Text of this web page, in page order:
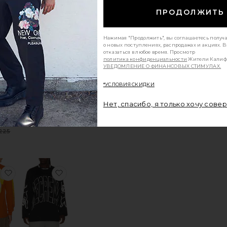
ЗАСТЕЖКА
избранноеХОККЕЙНАЯ ФУТБОЛКА
ФУТБОЛКА
By Parra
Sale price:
$79 $105
ДЖЕРСИ STATIC
избранноеФУТБОЛКА
ПРОДОЛЖИТЬ
Нажимая "Продолжить", вы соглашаетесь
о новых поступлениях, распродажах и акциях.
отказаться в любое время. Просмотр
политика конфиденциальности Жители
УВЕДОМЛЕНИЕ О ФИНАНСОВЫХ СТИМУЛАХ.
*УСЛОВИЯ СКИДКИ
Нет, спасибо, я только хочу